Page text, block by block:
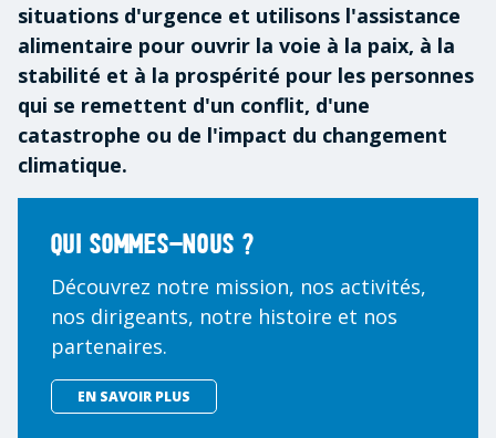
situations d'urgence et utilisons l'assistance
alimentaire pour ouvrir la voie à la paix, à la
stabilité et à la prospérité pour les personnes
qui se remettent d'un conflit, d'une
catastrophe ou de l'impact du changement
climatique.
Qui sommes-nous ?
Découvrez notre mission, nos activités,
nos dirigeants, notre histoire et nos
partenaires.
EN SAVOIR PLUS